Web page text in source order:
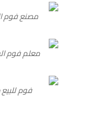
مصنع فوم
معلم فوم
فوم